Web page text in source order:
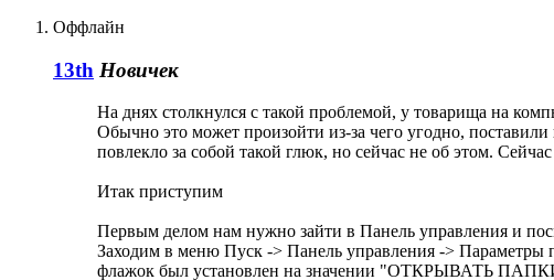
Оффлайн
13th Новичек
На днях столкнулся с такой проблемой, у товарища на
Обычно это может произойти из-за чего угодно,
повлекло за собой такой глюк, но сейчас не об этом.
Итак приступим
Первым делом нам нужно зайти в Панель управления и
Заходим в меню Пуск -> Панель управления -> Параметры
флажок был установлен на значении "ОТКРЫВАТЬ